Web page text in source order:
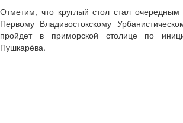
Отметим, что круглый стол стал очередным
Первому Владивостокскому
пройдет в приморской столице по
Пушкарёва.